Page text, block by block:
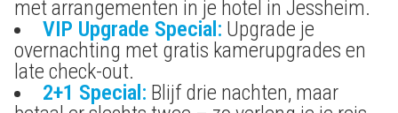
met arrangementen in je hotel in Jessheim.
VIP Upgrade Special: Upgrade je
overnachting met gratis kamerupgrades en
late check-out.
2+1 Special: Blijf drie nachten, maar